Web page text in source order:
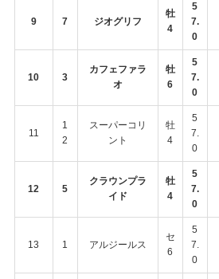
9 7 ジオグリフ
牡
4
5
7.
0
10 3
カフェファラ
オ
牡
6
5
7.
0
11
1
2
スーパーコリ
ント
牡
4
5
7.
0
12 5
クラウンプラ
イド
牡
4
5
7.
0
13 1 アルジールス
セ
6
5
7.
0